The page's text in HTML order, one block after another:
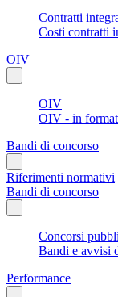
Contratti
Costi contratti
OIV
OIV
OIV - in
Bandi di concorso
Riferimenti normativi
Bandi di concorso
Concorsi
Bandi e avvisi
Performance